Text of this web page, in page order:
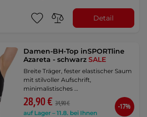
Detail
Damen-BH-Top inSPORTline
Azareta - schwarzSALE
Breite Träger, fester elastischer Saum
mit stilvoller Aufschrift,
minimalistisches …
28,90 € 34,90 €
auf Lager – 11.8. bei Ihnen
-17%